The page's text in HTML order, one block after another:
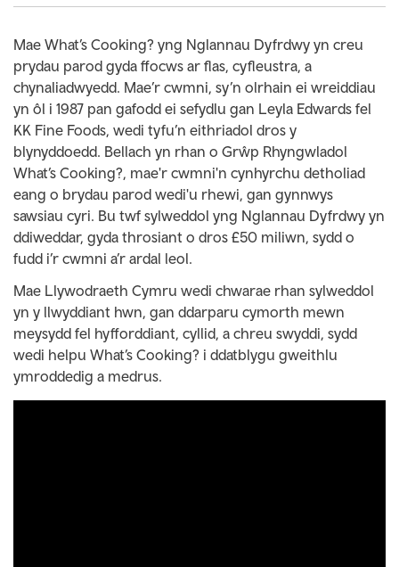
Mae What’s Cooking? yng Nglannau Dyfrdwy yn creu
prydau parod gyda ffocws ar flas, cyfleustra, a
chynaliadwyedd. Mae’r cwmni, sy’n olrhain ei wreiddiau
yn ôl i 1987 pan gafodd ei sefydlu gan Leyla Edwards fel
KK Fine Foods, wedi tyfu’n eithriadol dros y
blynyddoedd. Bellach yn rhan o Grŵp Rhyngwladol
What’s Cooking?, mae'r cwmni'n cynhyrchu detholiad
eang o brydau parod wedi'u rhewi, gan gynnwys
sawsiau cyri. Bu twf sylweddol yng Nglannau Dyfrdwy yn
ddiweddar, gyda throsiant o dros £50 miliwn, sydd o
fudd i’r cwmni a’r ardal leol.
Mae Llywodraeth Cymru wedi chwarae rhan sylweddol
yn y llwyddiant hwn, gan ddarparu cymorth mewn
meysydd fel hyfforddiant, cyllid, a chreu swyddi, sydd
wedi helpu What’s Cooking? i ddatblygu gweithlu
ymroddedig a medrus.